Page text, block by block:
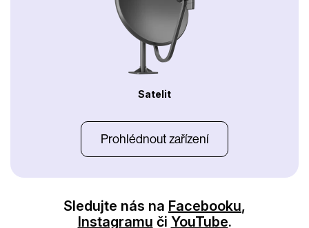
Satelit
Prohlédnout zařízení
Sledujte nás na Facebooku,
Instagramu či YouTube.